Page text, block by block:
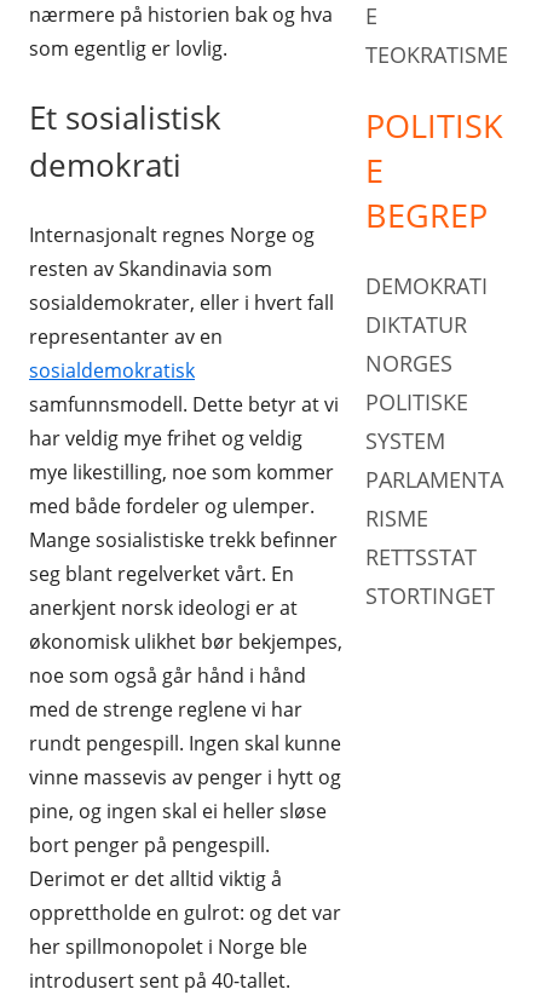
nærmere på historien bak og hva
som egentlig er lovlig.
Et sosialistisk
demokrati
Internasjonalt regnes Norge og
resten av Skandinavia som
sosialdemokrater, eller i hvert fall
representanter av en
sosialdemokratisk
samfunnsmodell. Dette betyr at vi
har veldig mye frihet og veldig
mye likestilling, noe som kommer
med både fordeler og ulemper.
Mange sosialistiske trekk befinner
seg blant regelverket vårt. En
anerkjent norsk ideologi er at
økonomisk ulikhet bør bekjempes,
noe som også går hånd i hånd
med de strenge reglene vi har
rundt pengespill. Ingen skal kunne
vinne massevis av penger i hytt og
pine, og ingen skal ei heller sløse
bort penger på pengespill.
Derimot er det alltid viktig å
opprettholde en gulrot: og det var
her spillmonopolet i Norge ble
introdusert sent på 40-tallet.
E
TEOKRATISME
POLITISK
E
BEGREP
DEMOKRATI
DIKTATUR
NORGES
POLITISKE
SYSTEM
PARLAMENTA
RISME
RETTSSTAT
STORTINGET